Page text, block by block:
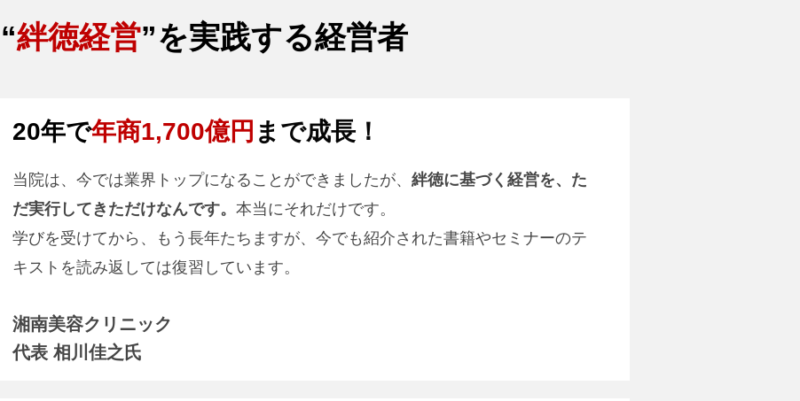
“絆徳経営”を実践する経営者
20年で年商1,700億円 まで成長！
当院は、今では業界トップになることができましたが、絆徳に基づく経営を、た
だ実行してきただけなんです。本当にそれだけです。
学びを受けてから、もう長年たちますが、今でも紹介された書籍やセミナーのテ
キストを読み返しては復習しています。
湘南美容クリニック
代表 相川佳之氏